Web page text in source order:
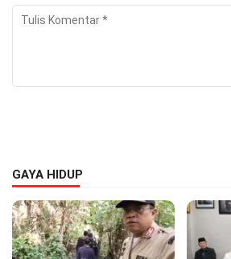
GAYA HIDUP